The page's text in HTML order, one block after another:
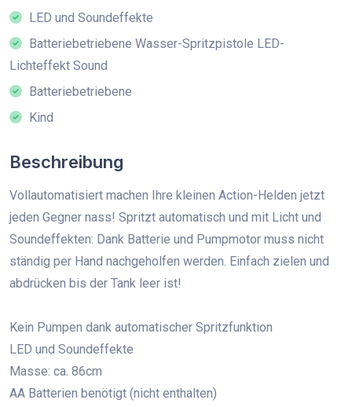
LED und Soundeffekte
Batteriebetriebene Wasser-Spritzpistole LED-
Lichteffekt Sound
Batteriebetriebene
Kind
Beschreibung
Vollautomatisiert machen Ihre kleinen Action-Helden jetzt
jeden Gegner nass! Spritzt automatisch und mit Licht und
Soundeffekten: Dank Batterie und Pumpmotor muss nicht
ständig per Hand nachgeholfen werden. Einfach zielen und
abdrücken bis der Tank leer ist!
Kein Pumpen dank automatischer Spritzfunktion
LED und Soundeffekte
Masse: ca. 86cm
AA Batterien benötigt (nicht enthalten)